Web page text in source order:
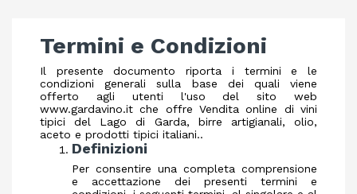
Termini e Condizioni
Il presente documento riporta i termini e le
condizioni generali sulla base dei quali viene
offerto agli utenti l'uso del sito web
www.gardavino.it che offre Vendita online di vini
tipici del Lago di Garda, birre artigianali, olio,
aceto e prodotti tipici italiani..
Definizioni
Per consentire una completa comprensione
e accettazione dei presenti termini e